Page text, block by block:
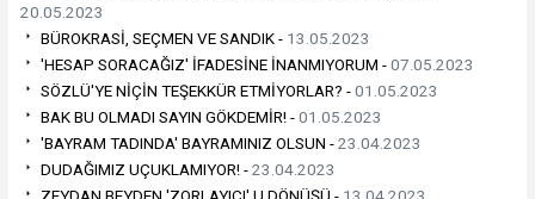
20.05.2023
BÜROKRASİ, SEÇMEN VE SANDIK - 13.05.2023
'HESAP SORACAĞIZ' İFADESİNE İNANMIYORUM -07.05.2023
SÖZLÜ'YE NİÇİN TEŞEKKÜR ETMİYORLAR? -01.05.2023
BAK BU OLMADI SAYIN GÖKDEMİR! -01.05.2023
'BAYRAM TADINDA' BAYRAMINIZ OLSUN -23.04.2023
DUDAĞIMIZ UÇUKLAMIYOR! -23.04.2023